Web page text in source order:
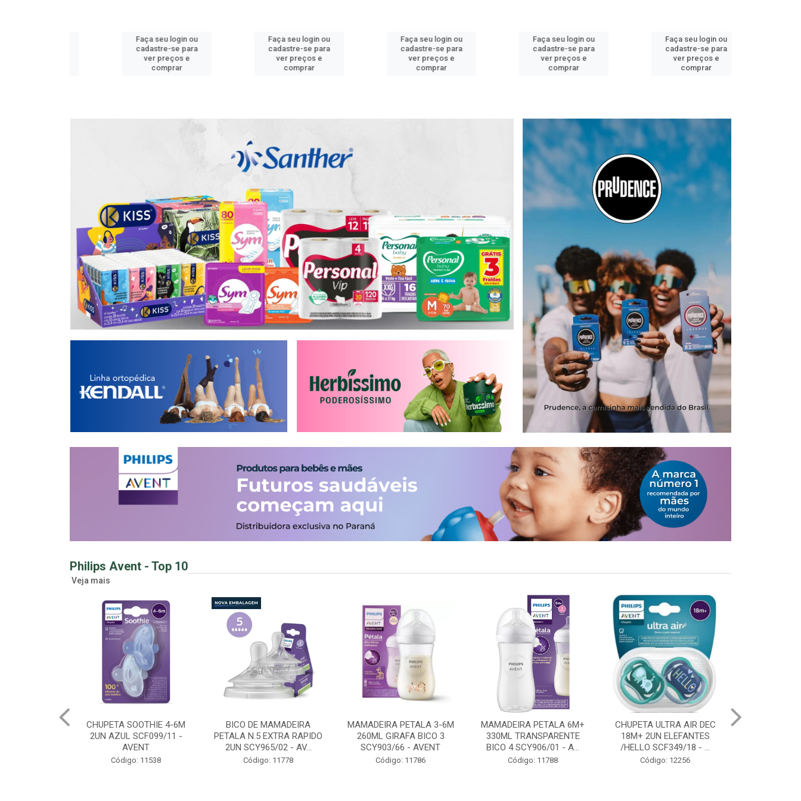
Faça seu login ou
cadastre-se para
ver preços e
Faça seu login ou
cadastre-se para
ver preços e
Faça seu login ou
cadastre-se para
ver preços e
Faça seu login ou
cadastre-se para
ver preços e
Faça seu login ou
cadastre-se para
ver preços e
Philips Avent - Top 10
Veja mais
BICO DE MAMADEIRA
PETALA N.5 EXTRA RAPIDO
2UN SCY965/02 - AV...
Código: 11778
MAMADEIRA PETALA 3-6M
260ML GIRAFA BICO 3
SCY903/66 - AVENT
Código: 11786
MAMADEIRA PETALA 6M+
330ML TRANSPARENTE
BICO 4 SCY906/01 - A...
Código: 11788
CHUPETA ULTRA AIR DEC
18M+ 2UN ELEFANTES
/HELLO SCF349/18 - ...
Código: 12256
CHUPETA ULTRA AIR DEC 0-
6M PINGUIM AZUL 1UN
SCF081/03 - AVEN...
Código: 11684